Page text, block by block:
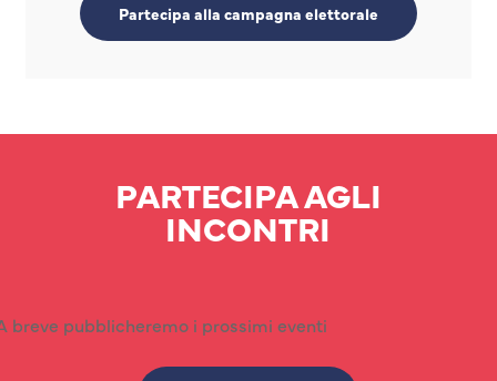
Partecipa alla campagna elettorale
PARTECIPA AGLI
INCONTRI
breve pubblicheremo i prossimi eventi